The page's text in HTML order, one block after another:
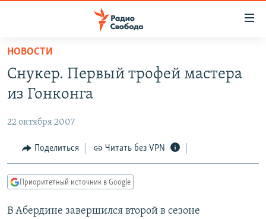
упрощенного
доступа
Вернуться
основному
Вернутся
главной
навигации
Вернутся
ПОДКАСТЫ
ЦИТАТЫ СВОБОДЫ
МНЕНИЯ
IDEL.РЕАЛИИ
КАВКАЗ.РЕАЛИИ
НОВОСТИ
Снукер. Первый трофей мастера
из Гонконга
22 октября 2007
Поделиться Читать без VPN
Приоритетный источник в Google
В Абердине завершился второй в сезоне